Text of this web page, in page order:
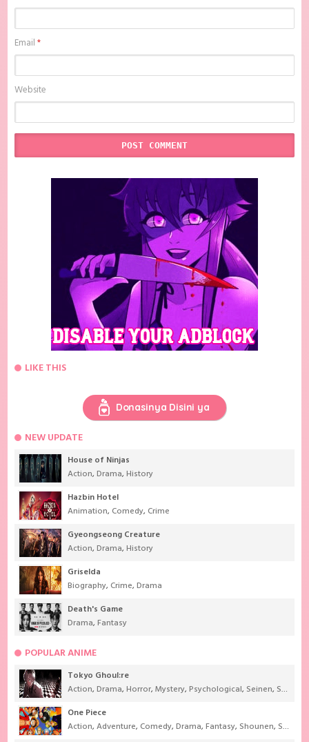
Email*
Website
LIKE THIS
Donasinya Disini ya
NEW UPDATE
House of Ninjas
Action,Drama,History
Hazbin Hotel
Animation, Comedy, Crime
Gyeongseong Creature
Action,Drama,History
Griselda
Biography, Crime,Drama
Death's Game
Drama,Fantasy
POPULAR ANIME
Tokyo Ghoul:re
Action,Drama,Horror,Mystery,Psychological, Seinen, Supernatural
One Piece
Action,Adventure, Comedy,Drama,Fantasy, Shounen, Super Power